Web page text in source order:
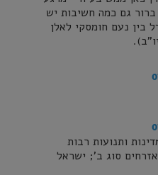
גם כמה חשיבות יש
בין נעם חומסקי לאלן
ותנועות רבות
סוג ב'; ישראל